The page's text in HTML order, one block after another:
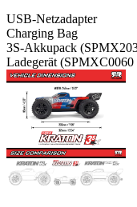
USB-Netzadapter
Charging Bag
3S-Akkupack
Ladegerät